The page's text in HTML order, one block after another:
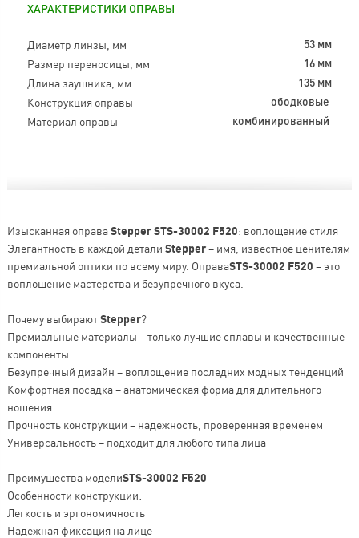
ХАРАКТЕРИСТИКИ ОПРАВЫ
Диаметр линзы, мм 53 мм
Размер переносицы, мм 16 мм
Длина заушника, мм 135 мм
Конструкция оправы ободковые
Материал оправы комбинированный
Изысканная оправаStepper STS-30002 F520: воплощение стиля
Элегантность в каждой детали Stepper– имя, известное ценителям
премиальной оптики по всему миру. ОправаSTS-30002 F520 – это
воплощение мастерства и безупречного вкуса.
Почему выбираютStepper?
Премиальные материалы – только лучшие сплавы и качественные
компоненты
Безупречный дизайн – воплощение последних модных тенденций
Комфортная посадка – анатомическая форма для длительного
ношения
Прочность конструкции – надежность, проверенная временем
Универсальность – подходит для любого типа лица
Преимущества моделиSTS-30002 F520
Особенности конструкции:
Легкость и эргономичность
Надежная фиксация на лице